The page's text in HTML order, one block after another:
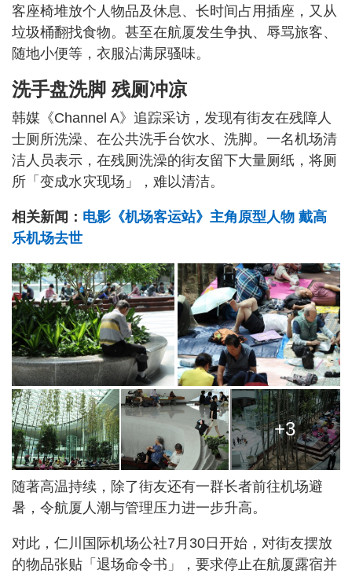
客座椅堆放个人物品及休息、长时间占用插座，又从
垃圾桶翻找食物。甚至在航厦发生争执、辱骂旅客、
随地小便等，衣服沾满尿骚味。
洗手盘洗脚 残厕冲凉
韩媒《Channel A》追踪采访，发现有街友在残障人
士厕所洗澡、在公共洗手台饮水、洗脚。一名机场清
洁人员表示，在残厕洗澡的街友留下大量厕纸，将厕
所「变成水灾现场」，难以清洁。
相关新闻： 电影《机场客运站》主角原型人物 戴高
乐机场去世
+3
随著高温持续，除了街友还有一群长者前往机场避
暑，令航厦人潮与管理压力进一步升高。
对此，仁川国际机场公社7月30日开始，对街友摆放
的物品张贴「退场命令书」，要求停止在航厦露宿并